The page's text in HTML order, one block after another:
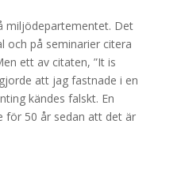
miljödepartementet. Det
och på seminarier citera
ett av citaten, ”It is
att jag fastnade i en
kändes falskt. En
för 50 år sedan att det är